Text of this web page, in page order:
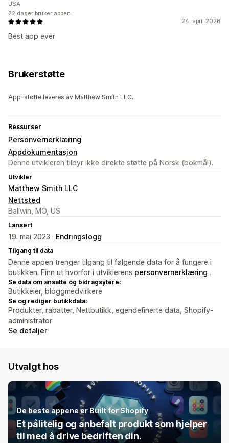
24. april 2026
Best app ever
USA
22 dager bruker appen
Brukerstøtte
App-støtte leveres av Matthew Smith LLC.
Ressurser
Personvernerklæring
Appdokumentasjon
Denne utvikleren tilbyr ikke direkte støtte på Norsk (bokmål).
Utvikler
Matthew Smith LLC
Nettsted
Ballwin, MO, US
Lansert
19. mai 2023 · Endringslogg
Tilgang til data
Denne appen trenger tilgang til følgende data for å fungere i
butikken. Finn ut hvorfor i utviklerens personvernerklæring .
Se data om ansatte og bidragsytere:
Butikkeier, bloggmedvirkere
Se og rediger butikkdata:
Produkter, rabatter, Nettbutikk, egendefinerte data, Shopify-
administrator
Se detaljer
Utvalgt hos
De beste appene er Built for Shopify
Et pålitelig og anbefalt produkt som hjelper
til med å drive bedriften din.